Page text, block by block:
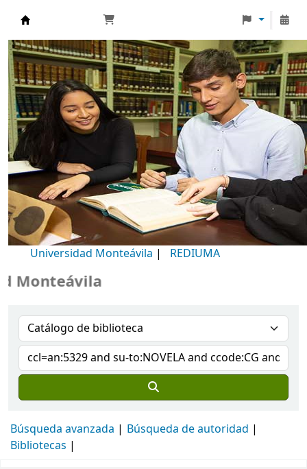
Biblioteca Universidad Monteávila
Universidad Monteávila | REDIUMA
Búsqueda avanzada
Búsqueda de autoridad
Bibliotecas